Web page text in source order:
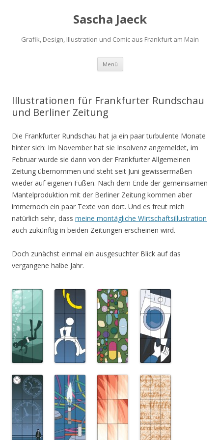
Sascha Jaeck
Grafik, Design, Illustration und Comic aus Frankfurt am Main
Menü Zum
springen
Illustrationen für Frankfurter Rundschau
und Berliner Zeitung
Die Frankfurter Rundschau hat ja ein paar turbulente Monate
hinter sich: Im November hat sie Insolvenz angemeldet, im
Februar wurde sie dann von der Frankfurter Allgemeinen
Zeitung übernommen und steht seit Juni gewissermaßen
wieder auf eigenen Füßen. Nach dem Ende der gemeinsamen
Mantelproduktion mit der Berliner Zeitung kommen aber
immernoch ein paar Texte von dort. Und es freut mich
natürlich sehr, dass meine montägliche Wirtschaftsillustration
auch zukünftig in beiden Zeitungen erscheinen wird.
Doch zunächst einmal ein ausgesuchter Blick auf das
vergangene halbe Jahr.